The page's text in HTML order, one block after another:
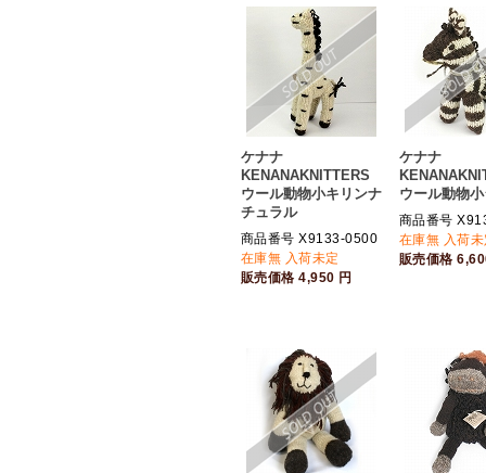
ケナナ
KENANAKNITTERS
ウール動物小キリンナ
チュラル
商品番号 X9133-0500
在庫無 入荷未定
販売価格4,950 円
ケナナ
ウール動物
商品番号
在庫無 入荷
販売価格